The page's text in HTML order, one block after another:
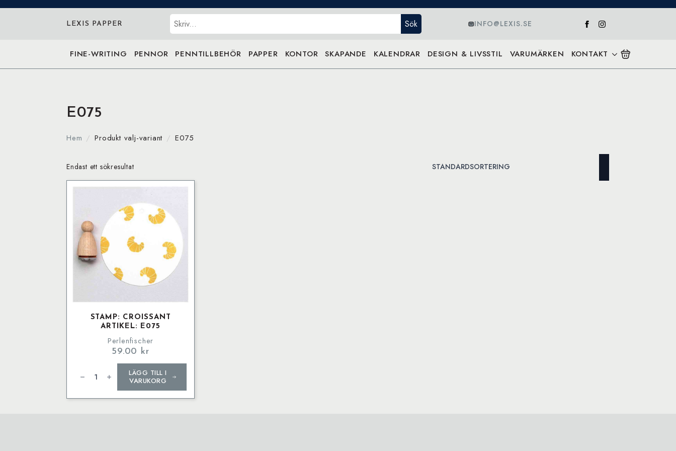
LEXIS PAPPER Sök Sök INFO@LEXIS.SE
FINE-WRITING PENNOR PENNTILLBEHÖR PAPPER KONTOR SKAPANDE KALENDRAR DESIGN & LIVSSTIL VARUMÄRKEN KONTAKT
E075
Hem Produkt valj-variant E075
Endast ett sökresultat
STAMP: CROISSANT
ARTIKEL: E075
Perlenfischer
59.00 kr
Croissant
Artikel:
LÄGG TILL I
VARUKORG